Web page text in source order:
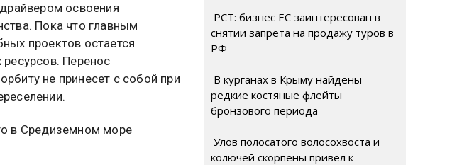
освоения
Пока что главным
проектов остается
ресурсов. Перенос
не принесет с собой при
в Средиземном море
РСТ: бизнес ЕС заинтересован в
снятии запрета на продажу туров в
РФ
В курганах в Крыму найдены
редкие костяные флейты
бронзового периода
Улов полосатого волосохвоста и
колючей скорпены привел к